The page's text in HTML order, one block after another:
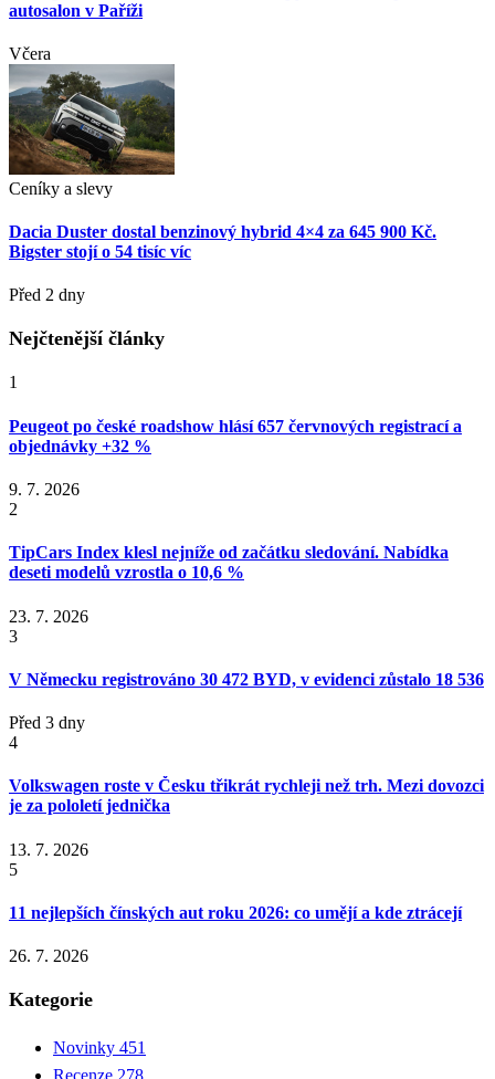
autosalon v Paříži
Včera
Ceníky a slevy
Dacia Duster dostal benzinový hybrid 4×4 za 645 900 Kč.
Bigster stojí o 54 tisíc víc
Před 2 dny
Nejčtenější články
1
Peugeot po české roadshow hlásí 657 červnových registrací a
objednávky +32 %
9. 7. 2026
2
TipCars Index klesl nejníže od začátku sledování. Nabídka
deseti modelů vzrostla o 10,6 %
23. 7. 2026
3
V Německu registrováno 30 472 BYD, v evidenci zůstalo 18 536
Před 3 dny
4
Volkswagen roste v Česku třikrát rychleji než trh. Mezi dovozci
je za pololetí jednička
13. 7. 2026
5
11 nejlepších čínských aut roku 2026: co umějí a kde ztrácejí
26. 7. 2026
Kategorie
Novinky 451